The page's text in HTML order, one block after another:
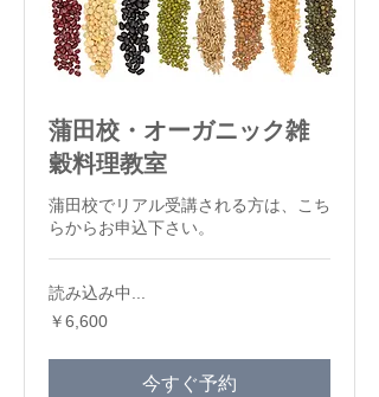
蒲田校・オーガニック雑
穀料理教室
蒲田校でリアル受講される方は、こち
らからお申込下さい。
読み込み中...
6,600
円
￥6,600
今すぐ予約